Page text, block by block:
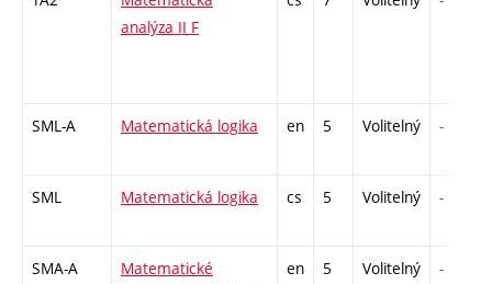
analýza II F
SML-A Matematická logika en 5 Volitelný -
SML Matematická logika cs 5 Volitelný -
SMA-A
Matematické
en 5 Volitelný -